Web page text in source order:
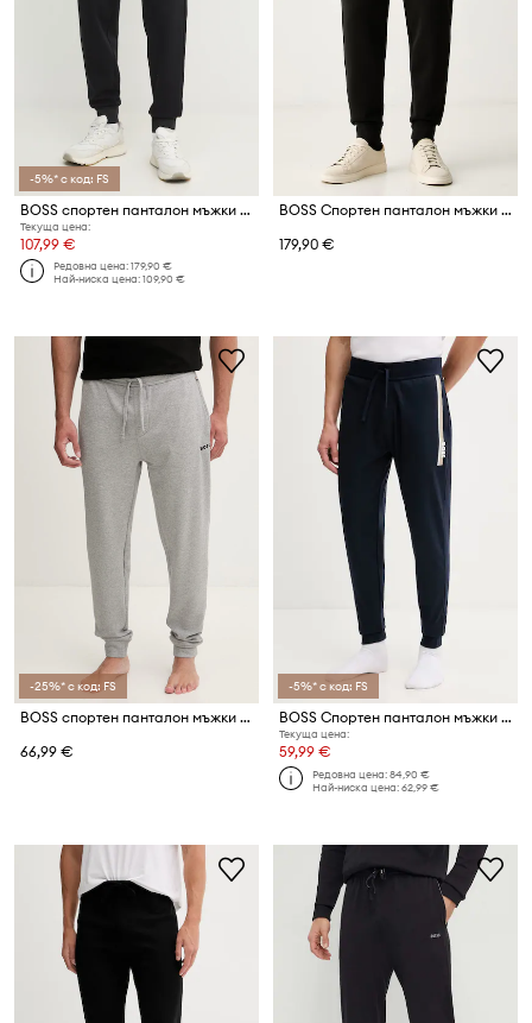
-5%* с код: FS
BOSS спортен панталон мъжки с памук
Текуща цена:
107,99 €
Редовна цена:179,90 €
Най-ниска цена:109,90 €
BOSS Спортен панталон мъжки от памук Locsin 01
179,90 €
-25%* с код: FS
BOSS спортен панталон мъжки Waffle Pants Cuff
66,99 €
-5%* с код: FS
BOSS Спортен панталон мъжки от памук
Текуща цена:
59,99 €
Редовна цена:84,90 €
Най-ниска цена:62,99 €